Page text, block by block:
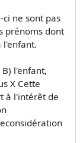
ne sont pas
prénoms dont
l'enfant.
l'enfant,
X Cette
à l'intérêt de